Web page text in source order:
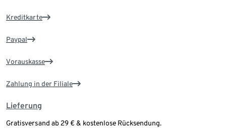
Kreditkarte
Paypal
Vorauskasse
Zahlung in der Filiale
Lieferung
Gratisversand ab 29 € & kostenlose Rücksendung.